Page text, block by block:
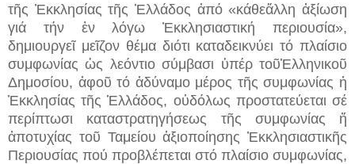
τῆς Ἐκκλησίας τῆς Ἑλλάδος ἀπό «κάθεἄλλη ἀξίωση
γιά τήν ἐν λόγω Ἐκκλησιαστική περιουσία»,
δημιουργεῖ μεῖζον θέμα διότι καταδεικνύει τό πλαίσιο
συμφωνίας ὡς λεόντιο σύμβασι ὑπέρ τοῦἙλληνικοῦ
Δημοσίου, ἀφοῦ τό ἀδύναμο μέρος τῆς συμφωνίας ἡ
Ἐκκλησίας τῆς Ἑλλάδος, οὐδόλως προστατεύεται σέ
περίπτωσι καταστρατηγήσεως τῆς συμφωνίας ἤ
ἀποτυχίας τοῦ Ταμείου ἀξιοποίησης Ἐκκλησιαστικῆς
Περιουσίας πού προβλέπεται στό πλαίσιο συμφωνίας,